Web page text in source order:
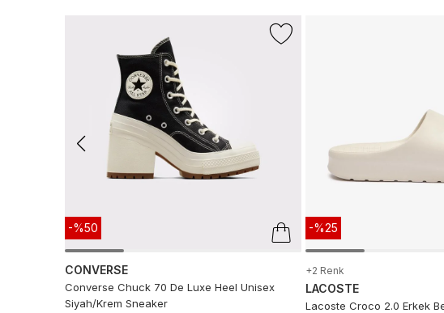
-%50
CONVERSE
Converse Chuck 70 De Luxe Heel Unisex
Siyah/Krem Sneaker
-%25
+2 Renk
LACOSTE
Lacoste Croco 2.0 Erkek